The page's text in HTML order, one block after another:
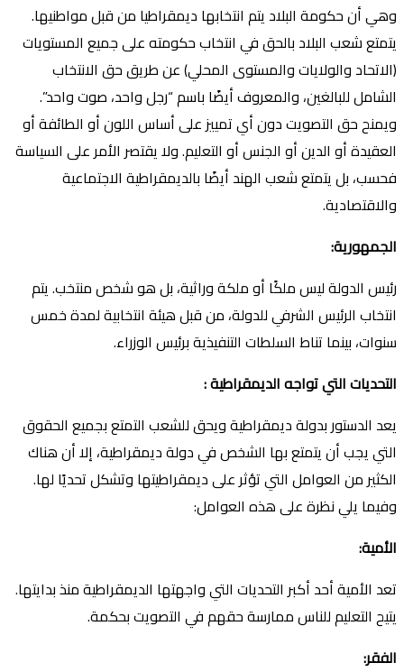
وهي أن حكومة البلاد يتم انتخابها ديمقراطيا من قبل مواطنيها.
يتمتع شعب البلاد بالحق في انتخاب حكومته على جميع المستويات
(الاتحاد والولايات والمستوى المحلي) عن طريق حق الانتخاب
الشامل للبالغين، والمعروف أيضًا باسم “رجل واحد، صوت واحد”.
ويمنح حق التصويت دون أي تمييز على أساس اللون أو الطائفة أو
العقيدة أو الدين أو الجنس أو التعليم. ولا يقتصر الأمر على السياسة
فحسب، بل يتمتع شعب الهند أيضًا بالديمقراطية الاجتماعية
والاقتصادية.
الجمهورية:
رئيس الدولة ليس ملكًا أو ملكة وراثية، بل هو شخص منتخب. يتم
انتخاب الرئيس الشرفي للدولة، من قبل هيئة انتخابية لمدة خمس
سنوات، بينما تناط السلطات التنفيذية برئيس الوزراء.
التحديات التي تواجه الديمقراطية:
يعد الدستور بدولة ديمقراطية ويحق للشعب التمتع بجميع الحقوق
التي يجب أن يتمتع بها الشخص في دولة ديمقراطية، إلا أن هناك
الكثير من العوامل التي تؤثر على ديمقراطيتها وتشكل تحديًا لها.
وفيما يلي نظرة على هذه العوامل:
الأمية:
تعد الأمية أحد أكبر التحديات التي واجهتها الديمقراطية منذ بدايتها.
يتيح التعليم للناس ممارسة حقهم في التصويت بحكمة.
الفقر: